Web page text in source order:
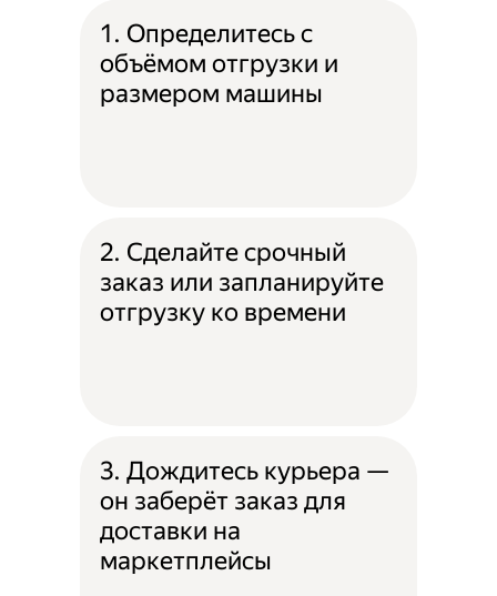
1. Определитесь с
объёмом отгрузки и
размером машины
2. Сделайте срочный
заказ или запланируйте
отгрузку ко времени
3. Дождитесь курьера —
он заберёт заказ для
доставки на
маркетплейсы